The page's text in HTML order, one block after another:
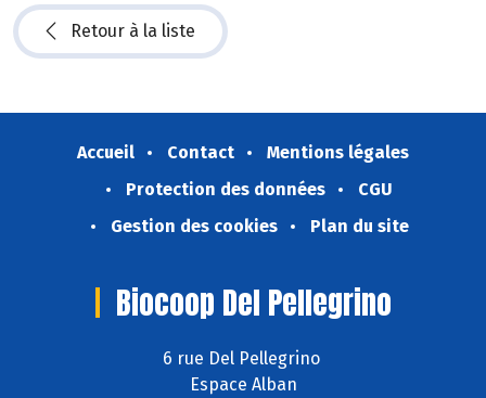
Retour à la liste
Accueil Contact
Mentions légales
Protection des données
CGU
Gestion des cookies
Plan du site
Biocoop Del Pellegrino
6 rue Del Pellegrino
Espace Alban